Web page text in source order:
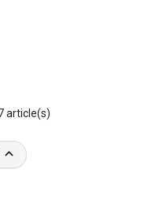
article(s)
